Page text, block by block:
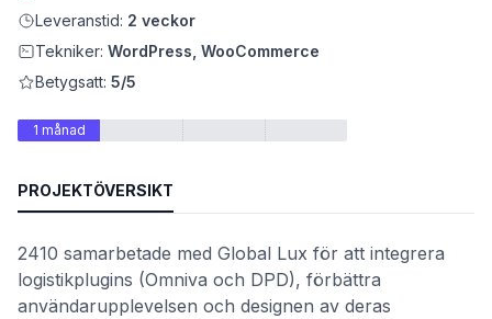
Leveranstid: 2 veckor
Tekniker: WordPress, WooCommerce
Betygsatt: 5/5
1 månad
PROJEKTÖVERSIKT
2410 samarbetade med Global Lux för att integrera
logistikplugins (Omniva och DPD), förbättra
användarupplevelsen och designen av deras